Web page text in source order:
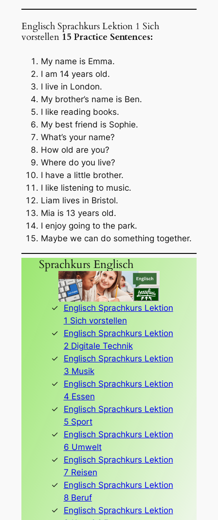
Englisch Sprachkurs Lektion 1 Sich
vorstellen 15 Practice Sentences:
My name is Emma.
I am 14 years old.
I live in London.
My brother’s name is Ben.
I like reading books.
My best friend is Sophie.
What’s your name?
How old are you?
Where do you live?
I have a little brother.
I like listening to music.
Liam lives in Bristol.
Mia is 13 years old.
I enjoy going to the park.
Maybe we can do something together.
Sprachkurs Englisch
Englisch Sprachkurs Lektion
1 Sich vorstellen
Englisch Sprachkurs Lektion
2 Digitale Technik
Englisch Sprachkurs Lektion
3 Musik
Englisch Sprachkurs Lektion
4 Essen
Englisch Sprachkurs Lektion
5 Sport
Englisch Sprachkurs Lektion
6 Umwelt
Englisch Sprachkurs Lektion
7 Reisen
Englisch Sprachkurs Lektion
8 Beruf
Englisch Sprachkurs Lektion